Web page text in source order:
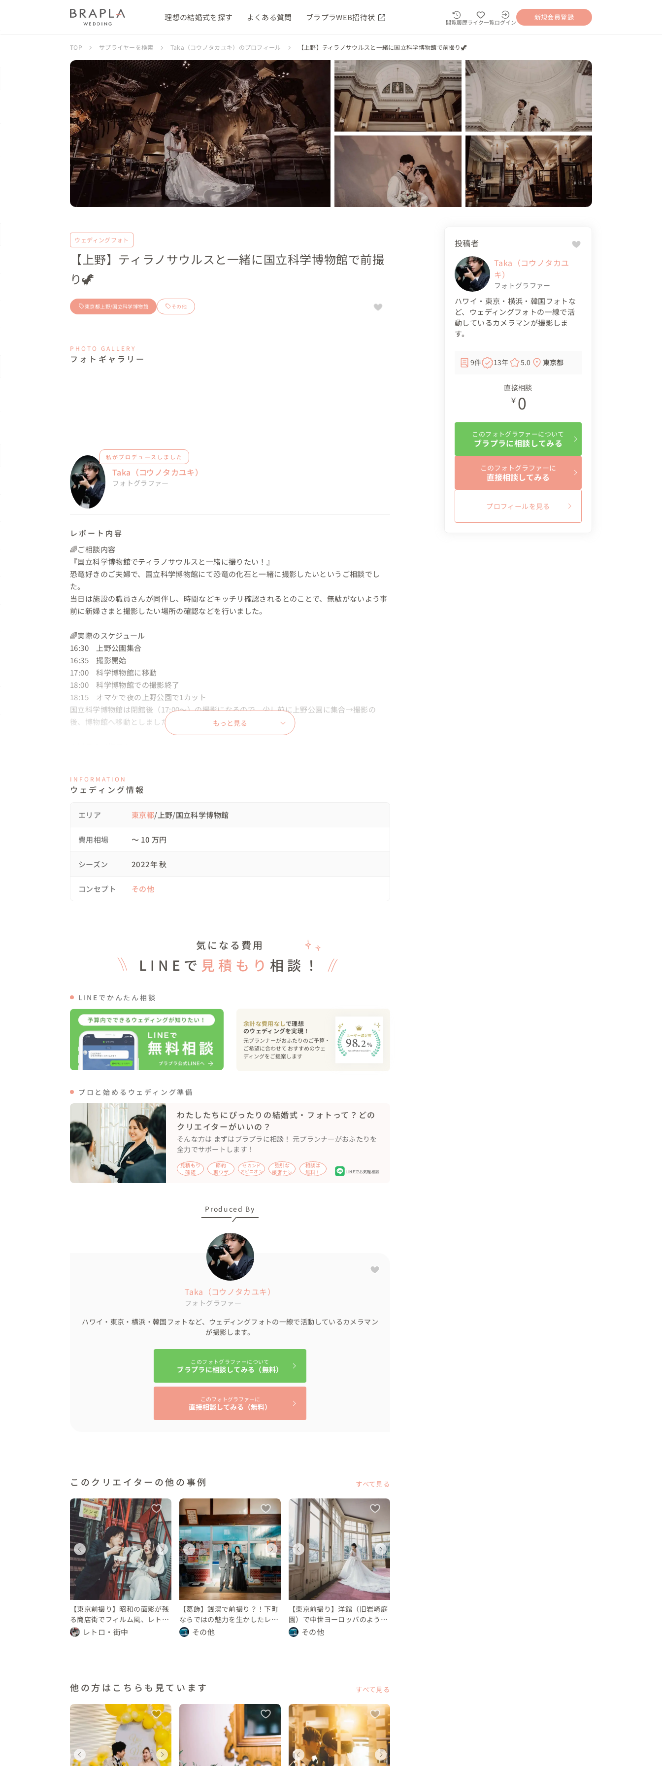
理想の結婚式を探す よくある質問 ブラプラWEB招待状 閲覧履歴ライク一覧ログイン
新規会員登録
TOP サプライヤーを検索 Taka（コウノタカユキ）のプロフィール 【上野】ティラノサウルスと一緒に国立科学博物館で前撮り🦖
ウェディングフォト
【上野】ティラノサウルスと一緒に国立科学博物館で前撮
り🦖
東京都上野/国立科学博物館 その他
PHOTO GALLERY
フォトギャラリー
私がプロデュースしました
Taka（コウノタカユキ）
フォトグラファー
レポート内容
🌈ご相談内容
『国立科学博物館でティラノサウルスと一緒に撮りたい！』
恐竜好きのご夫婦で、国立科学博物館にて恐竜の化石と一緒に撮影したいというご相談でし
た。
当日は施設の職員さんが同伴し、時間などキッチリ確認されるとのことで、無駄がないよう事
前に新婦さまと撮影したい場所の確認などを行いました。
🌈実際のスケジュール
16:30　上野公園集合
16:35　撮影開始
17:00　科学博物館に移動
18:00　科学博物館での撮影終了
18:15　オマケで夜の上野公園で1カット
国立科学博物館は閉館後（17:00〜）の撮影になるので、少し前に上野公園に集合→撮影の
後、博物館へ移動としました。
確認したところ上野公園は撮影許可不要で撮影可能とのことで、少し前に集合し、オマケで上
野公園でも撮影しました。
ドレス、タキシードはお持ち込み、ブーケはレンタルにて対応させて頂きました。
ご検討の際はご相談ください。
💎費用の内訳💎
🌈こんな人におすすめ
・他の人違う写真が撮影したい！
・おふたりの趣味を活かしたい
写真を通して想いを感じられるような、10年後に見返して笑顔になれるような、
そんな写真を撮ることを心がけています。
ご縁があった際は被写体に寄り添って、丁寧に撮影させて頂きますので、
撮影場所や撮影内容のご相談などお気軽にお声がけください☺️
【納品枚数と納品日数について】
1ロケーションにつき150枚以上、原則7日以内。
☆全写真色調補正の上、お渡しさせて頂きます☆
もっと見る
INFORMATION
ウェディング情報
エリア 東京都/上野/国立科学博物館
費用相場 〜 10 万円
シーズン 2022年 秋
コンセプト その他
気になる費用
LINEで 見積もり 相談！
LINEでかんたん相談
余計な費用なしで理想
元プランナーがおふたりのご予算・
ご希望に合わせて おすすめのウェ
ディングをご提案します
プロと始めるウェディング準備
わたしたちにぴったりの結婚式・フォトって？どの
クリエイターがいいの？
そんな方は まずはブラプラに相談！ 元プランナーがおふたりを
全力でサポートします！
見積もり
確認
節約
裏ワザ
セカンド
オピニオン
強引な
接客ナシ
相談は
無料！
LINEでお気軽相談
Produced By
Taka（コウノタカユキ）
フォトグラファー
ハワイ・東京・横浜・韓国フォトなど、ウェディングフォトの一線で活動しているカメラマン
が撮影します。
このフォトグラファーについて
ブラプラに相談してみる（無料）
このフォトグラファーに
直接相談してみる（無料）
このクリエイターの他の事例 すべて見る
ウェディングフォト
東京都
〜 10 万円
ウェディングフォト
東京都
〜 10 万円
ウェディングフォト
東京都
〜 10 万円
【東京前撮り】昭和の面影が残
る商店街でフィルム風、レトロ
ウェディングフォト
レトロ・街中
ウェディングフォト
東京都
〜 10 万円
ウェディングフォト
東京都
〜 10 万円
ウェディングフォト
東京都
〜 10 万円
【葛飾】銭湯で前撮り？！下町
ならではの魅力を生かしたレト
ロフォトウェディング
その他
ウェディングフォト
東京都
〜 10 万円
ウェディングフォト
東京都
〜 10 万円
ウェディングフォト
東京都
〜 10 万円
【東京前撮り】洋館（旧岩崎庭
園）で中世ヨーロッパのような
クラシックウェディングフォト
その他
他の方はこちらも見ています すべて見る
ウェディング
ウェディング
ウェディング
ウェディング
ウェディング
ウェディング
投稿者
Taka（コウノタカユ
キ）
フォトグラファー
ハワイ・東京・横浜・韓国フォトな
ど、ウェディングフォトの一線で活
動しているカメラマンが撮影しま
す。
9件 13年 5.0 東京都
直接相談
￥ 0
このフォトグラファーについて
ブラプラに相談してみる
このフォトグラファーに
直接相談してみる
プロフィールを見る